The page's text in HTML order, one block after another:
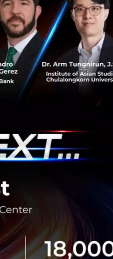
รณ์ที่แปลกใหม่และพิเศษที่สุด
ช่นกัน และด้วยกลยุทธ์การ
นที่นิยมในสหรัฐอเมริกา จึง
ฐานะผู้นำตลาดบิวตี้
อมมูนิตี้ที่ชื่นชอบผลิตภัณฑ์บิวตี้
Ink และ Superstay Vinyl
ไปกว่า 10,000 คลิป และมี
รกแบบเอ็กคลูซีฟบน Tiktok
ะเป็นเทรนด์ไวรัลการแต่ง
การจัด Pop-Up Store ใน
กัน และได้มีการยกสตูดิโอ